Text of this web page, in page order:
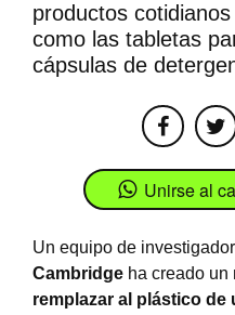
productos
como las tabletas
cápsulas de
Unirse al
Un equipo de
Cambridge ha creado un
remplazar al plástico de